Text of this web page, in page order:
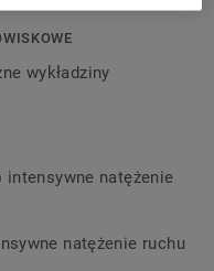
wykładziny
intensywne natężenie
natężenie ruchu